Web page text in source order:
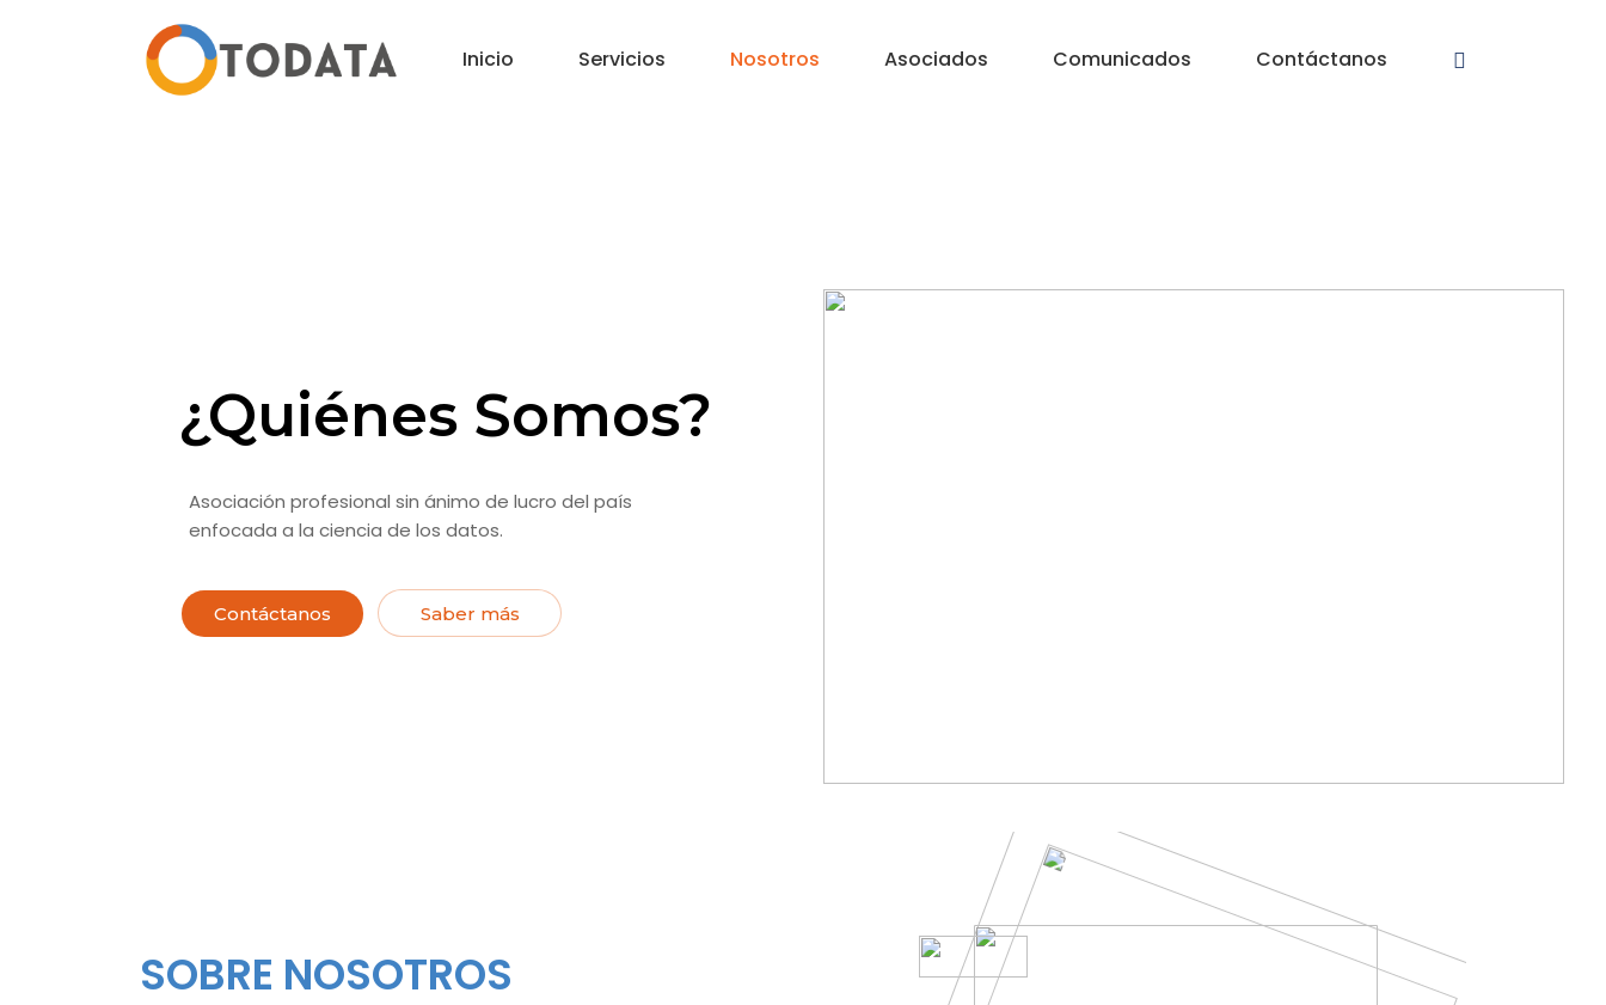
Inicio Servicios Nosotros Asociados Comunicados Contáctanos
Contáctanos Saber más
¿Quiénes Somos?
Asociación profesional sin ánimo de lucro del país
enfocada a la ciencia de los datos.
SOBRE NOSOTROS